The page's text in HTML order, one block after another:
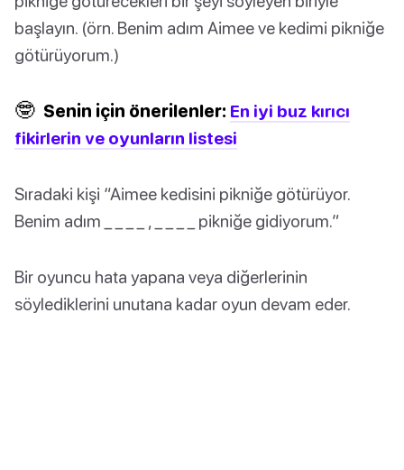
başlayın. (örn. Benim adım Aimee ve kedimi pikniğe
götürüyorum.)
🤓 Senin için önerilenler: En iyi buz kırıcı
fikirlerin ve oyunların listesi
Sıradaki kişi “Aimee kedisini pikniğe götürüyor.
Benim adım _ _ _ _ , _ _ _ _ pikniğe gidiyorum.”
Bir oyuncu hata yapana veya diğerlerinin
söylediklerini unutana kadar oyun devam eder.